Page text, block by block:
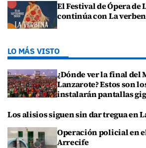
El Festival de Ópera de
continúa con La
LO MÁS VISTO
¿Dónde ver la final del
Lanzarote? Estos son
instalarán pantallas
Los alisios siguen sin dar tregua en
Operación policial en
Arrecife